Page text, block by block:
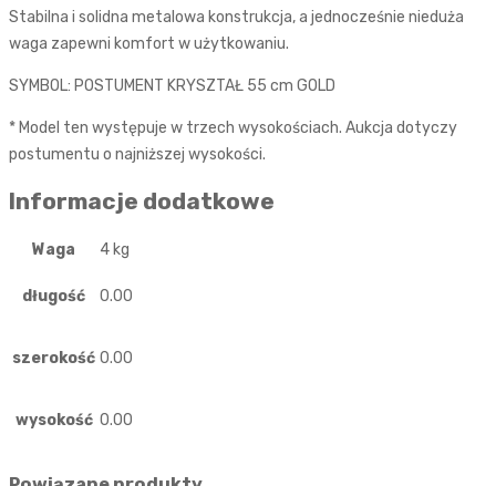
Stabilna i solidna metalowa konstrukcja, a jednocześnie nieduża
waga zapewni komfort w użytkowaniu.
SYMBOL: POSTUMENT KRYSZTAŁ 55 cm GOLD
* Model ten występuje w trzech wysokościach. Aukcja dotyczy
postumentu o najniższej wysokości.
Informacje dodatkowe
Waga 4 kg
długość 0.00
szerokość 0.00
wysokość 0.00